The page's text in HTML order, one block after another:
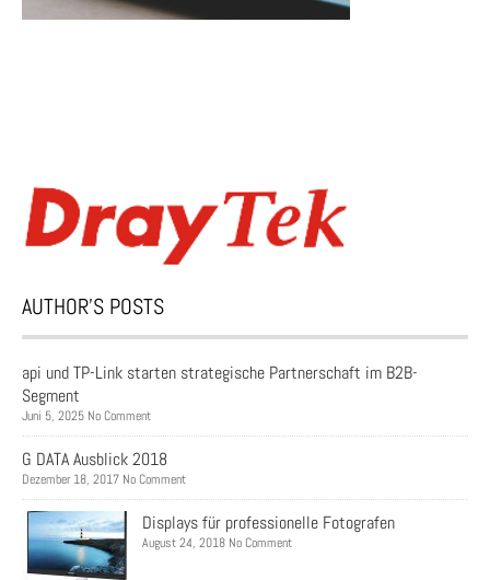
AUTHOR’S POSTS
api und TP-Link starten strategische Partnerschaft im B2B-
Segment
Juni 5, 2025 No Comment
G DATA Ausblick 2018
Dezember 18, 2017 No Comment
Displays für professionelle Fotografen
August 24, 2018 No Comment